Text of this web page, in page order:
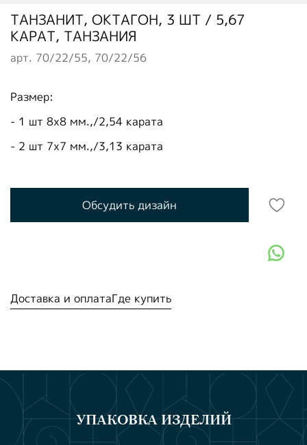
арт. 70/22/55, 70/22/56
ТАНЗАНИТ, ОКТАГОН, 3 ШТ / 5,67
КАРАТ, ТАНЗАНИЯ
Размер:
- 1 шт 8х8 мм.,/2,54 карата
- 2 шт 7х7 мм.,/3,13 карата
Обсудить дизайн
Доставка и оплатаГде купить
УПАКОВКА ИЗДЕЛИЙ